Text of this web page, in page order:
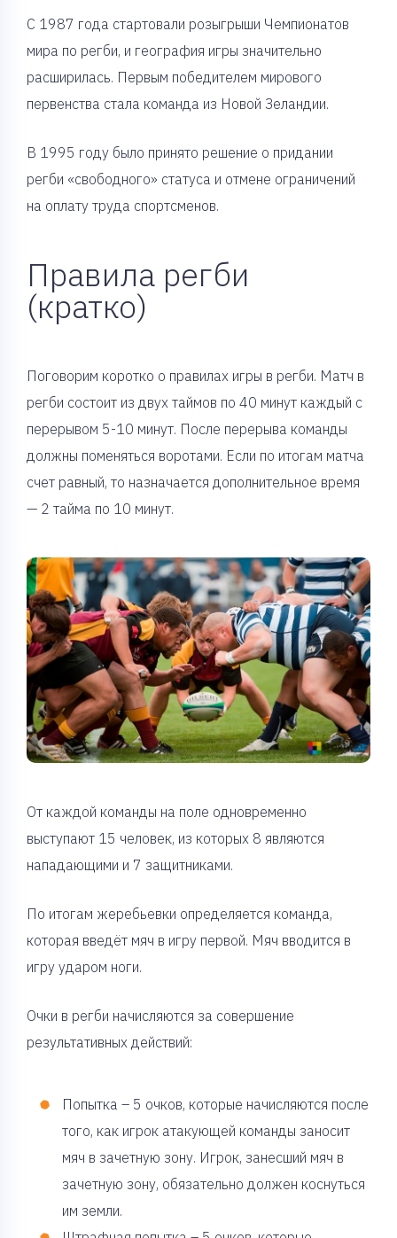
С 1987 года стартовали розыгрыши Чемпионатов
мира по регби, и география игры значительно
расширилась. Первым победителем мирового
первенства стала команда из Новой Зеландии.
В 1995 году было принято решение о придании
регби «свободного» статуса и отмене ограничений
на оплату труда спортсменов.
Правила регби
(кратко)
Поговорим коротко о правилах игры в регби. Матч в
регби состоит из двух таймов по 40 минут каждый с
перерывом 5-10 минут. После перерыва команды
должны поменяться воротами. Если по итогам матча
счет равный, то назначается дополнительное время
— 2 тайма по 10 минут.
От каждой команды на поле одновременно
выступают 15 человек, из которых 8 являются
нападающими и 7 защитниками.
По итогам жеребьевки определяется команда,
которая введёт мяч в игру первой. Мяч вводится в
игру ударом ноги.
Очки в регби начисляются за совершение
результативных действий:
Попытка – 5 очков, которые начисляются после
того, как игрок атакующей команды заносит
мяч в зачетную зону. Игрок, занесший мяч в
зачетную зону, обязательно должен коснуться
им земли.